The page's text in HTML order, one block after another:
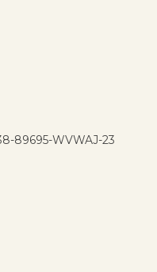
89695-WVWAJ-23